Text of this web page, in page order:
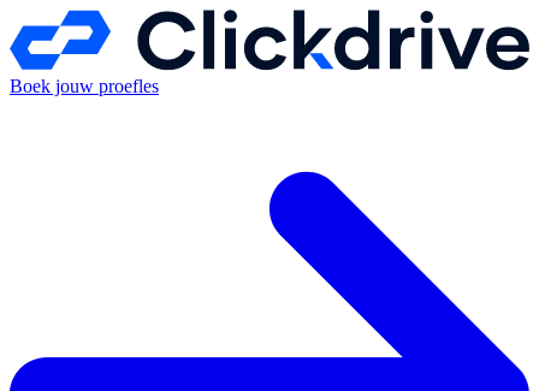
Boek jouw proefles